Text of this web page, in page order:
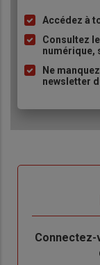
Liste
à
puce
Accédez à
Consultez
numérique,
Ne
newsletter
Body